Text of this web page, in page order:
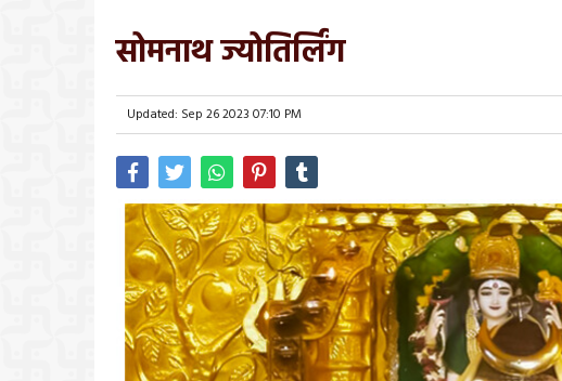
सोमनाथ ज्योतिर्लिंग
Updated: Sep 26 2023 07:10 PM